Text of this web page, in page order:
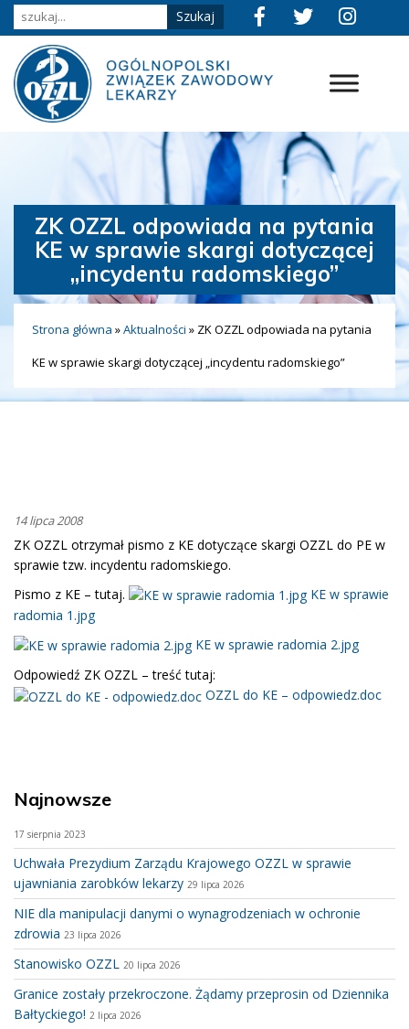
ZK OZZL odpowiada na pytania
KE w sprawie skargi dotyczącej
„incydentu radomskiego”
Strona główna »Aktualności » ZK OZZL odpowiada na pytania
KE w sprawie skargi dotyczącej „incydentu radomskiego”
14 lipca 2008
ZK OZZL otrzymał pismo z KE dotyczące skargi OZZL do PE w
sprawie tzw. incydentu radomskiego.
Pismo z KE – tutaj.
KE w sprawie
radomia 1.jpg
KE w sprawie radomia 2.jpg
Odpowiedź ZK OZZL – treść tutaj:
OZZL do KE – odpowiedz.doc
Najnowsze
17 sierpnia 2023
Uchwała Prezydium Zarządu Krajowego OZZL w sprawie
ujawniania zarobków lekarzy 29 lipca 2026
NIE dla manipulacji danymi o wynagrodzeniach w ochronie
zdrowia 23 lipca 2026
Stanowisko OZZL 20 lipca 2026
Granice zostały przekroczone. Żądamy przeprosin od Dziennika
Bałtyckiego! 2 lipca 2026